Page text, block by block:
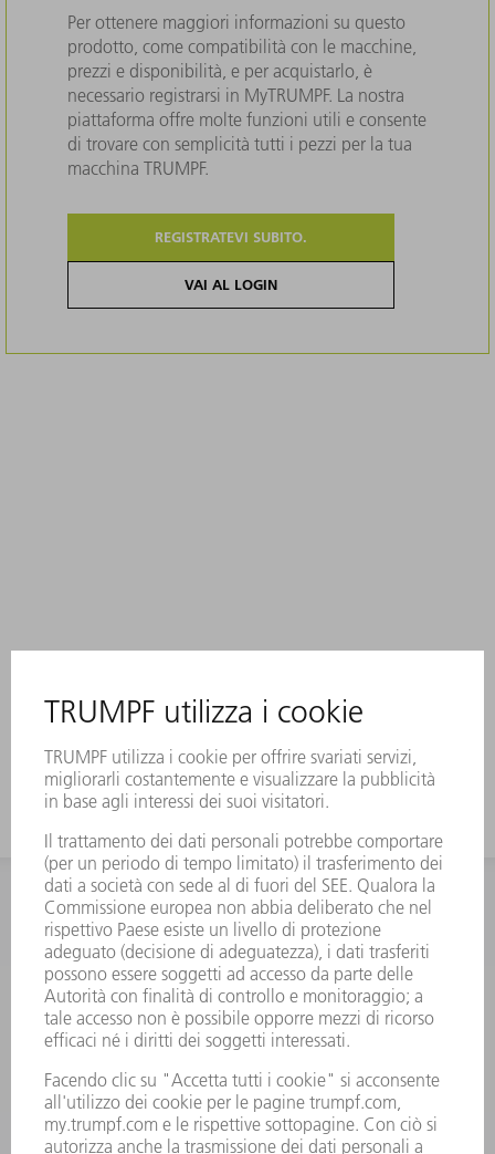
Per ottenere maggiori informazioni su questo
prodotto, come compatibilità con le macchine,
prezzi e disponibilità, e per acquistarlo, è
necessario registrarsi in MyTRUMPF. La nostra
piattaforma offre molte funzioni utili e consente
di trovare con semplicità tutti i pezzi per la tua
macchina TRUMPF.
REGISTRATEVI SUBITO.
VAI AL LOGIN
INFORMAZIONE
Domande frequenti
Condizioni generali di contratto
CONTATTO
RICAMBI TRUMPF ITALIA
lunedì a venerdì: 08:30 – 18:00
ricambi@trumpf.com
CONTATTO